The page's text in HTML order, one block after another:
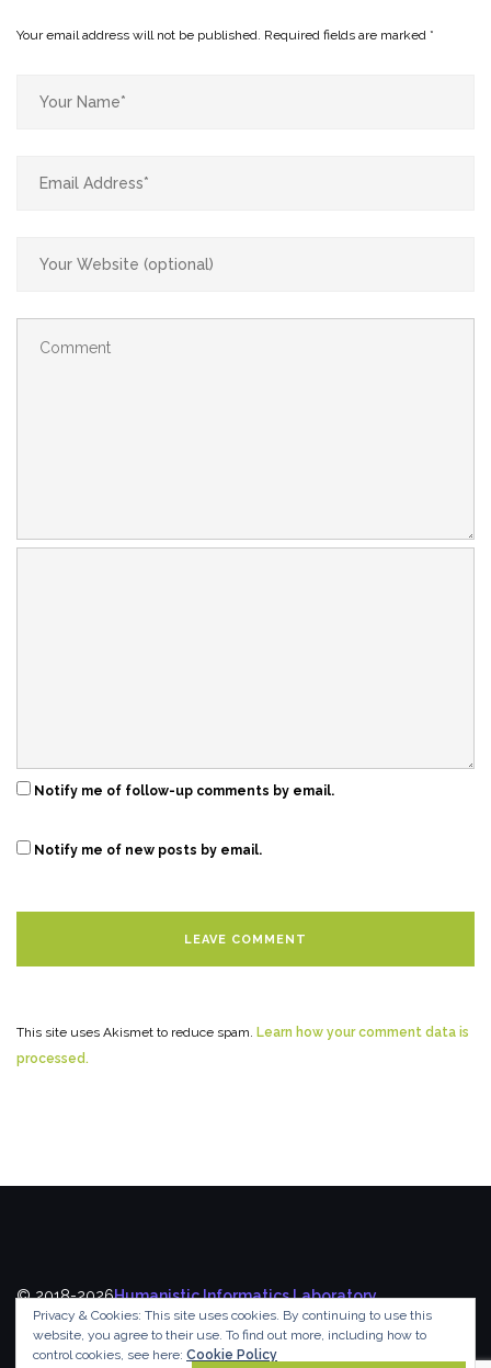
Your email address will not be published. Required fields are marked *
Notify me of follow-up comments by email.
Notify me of new posts by email.
This site uses Akismet to reduce spam. Learn how your comment data is
processed.
© 2018-2026Humanistic Informatics Laboratory,
Department of Informatics,Ionian University
Privacy & Cookies: This site uses cookies. By continuing to use this
website, you agree to their use. To find out more, including how to
control cookies, see here: Cookie Policy